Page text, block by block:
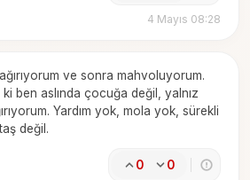
4 Mayıs 08:28
ve sonra mahvoluyorum.
ben aslında çocuğa değil, yalnız
Yardım yok, mola yok, sürekli
değil.
0 0